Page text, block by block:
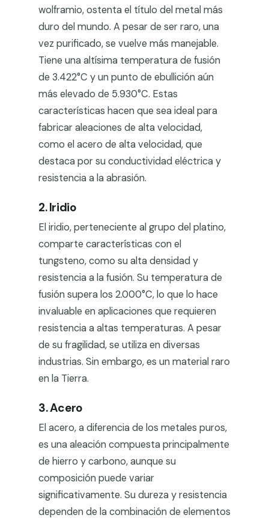
wolframio, ostenta el título del metal más
duro del mundo. A pesar de ser raro, una
vez purificado, se vuelve más manejable.
Tiene una altísima temperatura de fusión
de 3.422°C y un punto de ebullición aún
más elevado de 5.930°C. Estas
características hacen que sea ideal para
fabricar aleaciones de alta velocidad,
como el acero de alta velocidad, que
destaca por su conductividad eléctrica y
resistencia a la abrasión.
2. Iridio
El iridio, perteneciente al grupo del platino,
comparte características con el
tungsteno, como su alta densidad y
resistencia a la fusión. Su temperatura de
fusión supera los 2.000°C, lo que lo hace
invaluable en aplicaciones que requieren
resistencia a altas temperaturas. A pesar
de su fragilidad, se utiliza en diversas
industrias. Sin embargo, es un material raro
en la Tierra.
3. Acero
El acero, a diferencia de los metales puros,
es una aleación compuesta principalmente
de hierro y carbono, aunque su
composición puede variar
significativamente. Su dureza y resistencia
dependen de la combinación de elementos